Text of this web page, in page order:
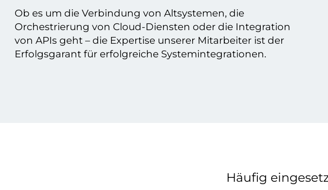
Ob es um die Verbindung von Altsystemen, die
Orchestrierung von Cloud-Diensten oder die Integration
von APIs geht – die Expertise unserer Mitarbeiter ist der
Erfolgsgarant für erfolgreiche Systemintegrationen.
Häufig